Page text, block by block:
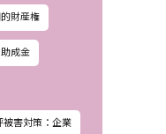
財産権
成金
被害対策：企業